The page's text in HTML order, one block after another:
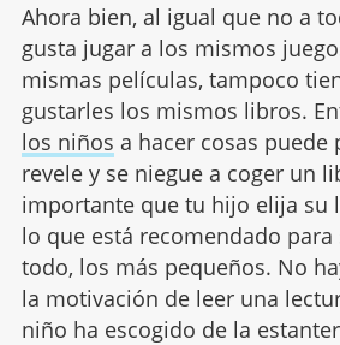
Ahora bien, al igual que no a
gusta jugar a los mismos
mismas películas, tampoco
gustarles los mismos libros.
los niños a hacer cosas puede
revele y se niegue a coger un
importante que tu hijo elija su
lo que está recomendado para
todo, los más pequeños. No
la motivación de leer una
niño ha escogido de la